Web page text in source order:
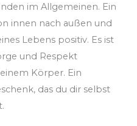
im Allgemeinen. Ein
innen nach außen und
Lebens positiv. Es ist
und Respekt
Körper. Ein
das du dir selbst